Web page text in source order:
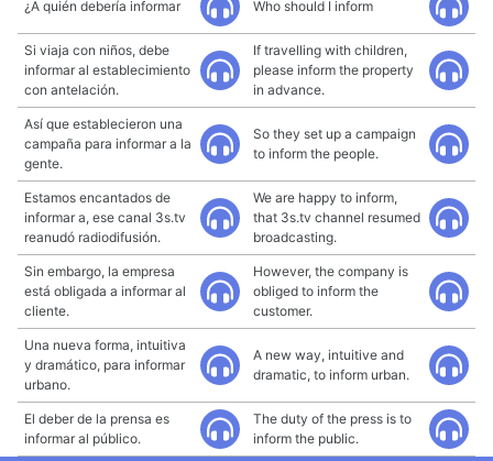
¿A quién debería informar Who should I inform
Si viaja con niños, debe
informar al establecimiento
con antelación.
If travelling with children,
please inform the property
in advance.
Así que establecieron una
campaña para informar a la
gente.
So they set up a campaign
to inform the people.
Estamos encantados de
informar a, ese canal 3s.tv
reanudó radiodifusión.
We are happy to inform,
that 3s.tv channel resumed
broadcasting.
Sin embargo, la empresa
está obligada a informar al
cliente.
However, the company is
obliged to inform the
customer.
Una nueva forma, intuitiva
y dramático, para informar
urbano.
A new way, intuitive and
dramatic, to inform urban.
El deber de la prensa es
informar al público.
The duty of the press is to
inform the public.